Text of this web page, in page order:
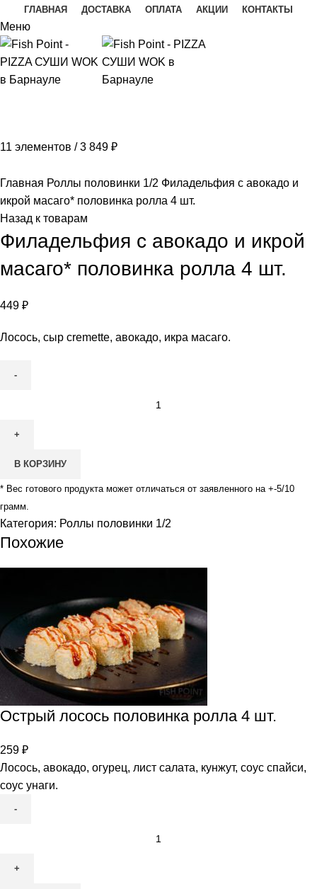
ГЛАВНАЯ ДОСТАВКА ОПЛАТА АКЦИИ КОНТАКТЫ
Меню
11 элементов / 3 849 ₽
Главная Роллы половинки 1/2 Филадельфия с авокадо и
икрой масаго* половинка ролла 4 шт.
Назад к товарам
Филадельфия с авокадо и икрой
масаго* половинка ролла 4 шт.
449 ₽
Лосось, сыр cremette, авокадо, икра масаго.
В КОРЗИНУ
* Вес готового продукта может отличаться от заявленного на +-5/10
грамм.
Категория: Роллы половинки 1/2
Похожие
Острый лосось половинка ролла 4 шт.
259 ₽
Лосось, авокадо, огурец, лист салата, кунжут, соус спайси,
соус унаги.